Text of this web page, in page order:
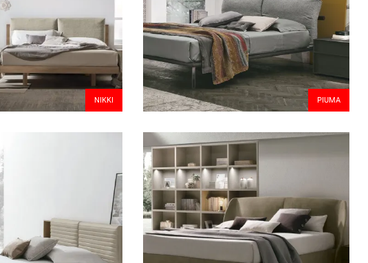
NIKKI PIUMA